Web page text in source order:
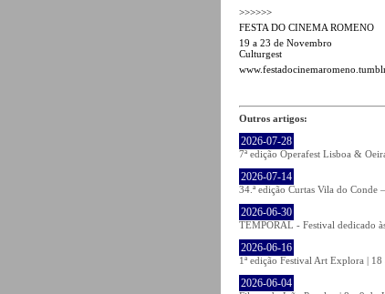
>>>>>>
FESTA DO CINEMA ROMENO
19 a 23 de Novembro
Culturgest
Outros artigos:
2026-07-28
7ª edição Operafest Lisboa &
2026-07-14
34.ª edição Curtas Vila do
2026-06-30
TEMPORAL - Festival dedicado
2026-06-16
1ª edição Festival Art Explora |
2026-06-04